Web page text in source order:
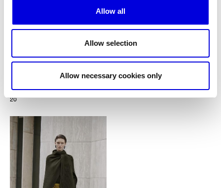
Allow all
Allow selection
Allow necessary cookies only
20